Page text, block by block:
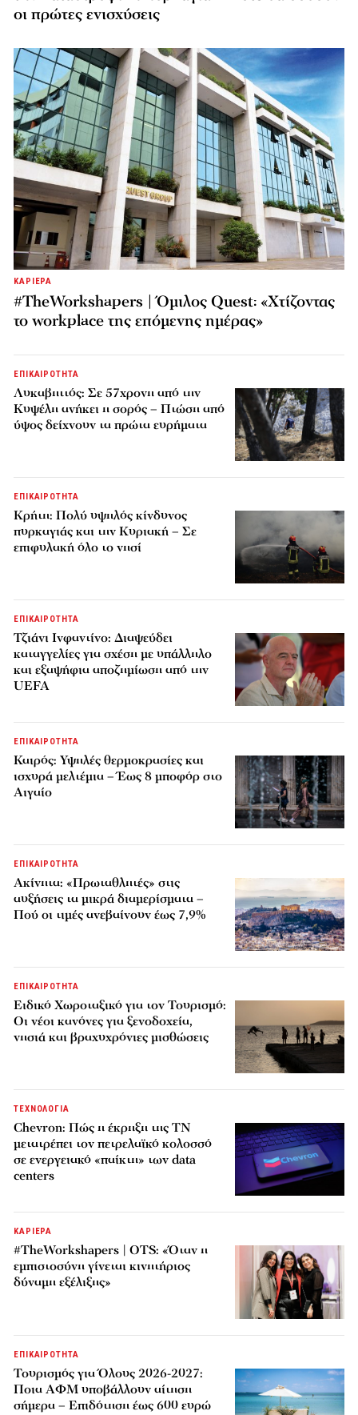
οι πρώτες ενισχύσεις
ΚΑΡΙΕΡΑ
#TheWorkshapers | Όμιλος Quest: «Χτίζοντας
το workplace της επόμενης ημέρας»
ΕΠΙΚΑΙΡΟΤΗΤΑ
Λυκαβηττός: Σε 57χρονη από την
Κυψέλη ανήκει η σορός – Πτώση από
ύψος δείχνουν τα πρώτα ευρήματα
ΕΠΙΚΑΙΡΟΤΗΤΑ
Κρήτη: Πολύ υψηλός κίνδυνος
πυρκαγιάς και την Κυριακή – Σε
επιφυλακή όλο το νησί
ΕΠΙΚΑΙΡΟΤΗΤΑ
Τζιάνι Ινφαντίνο: Διαψεύδει
καταγγελίες για σχέση με υπάλληλο
και εξαψήφια αποζημίωση από την
UEFA
ΕΠΙΚΑΙΡΟΤΗΤΑ
Καιρός: Υψηλές θερμοκρασίες και
ισχυρά μελτέμια – Έως 8 μποφόρ στο
Αιγαίο
ΕΠΙΚΑΙΡΟΤΗΤΑ
Ακίνητα: «Πρωταθλητές» στις
αυξήσεις τα μικρά διαμερίσματα –
Πού οι τιμές ανεβαίνουν έως 7,9%
ΕΠΙΚΑΙΡΟΤΗΤΑ
Ειδικό Χωροταξικό για τον Τουρισμό:
Οι νέοι κανόνες για ξενοδοχεία,
νησιά και βραχυχρόνιες μισθώσεις
ΤΕΧΝΟΛΟΓΙΑ
Chevron: Πώς η έκρηξη της ΤΝ
μετατρέπει τον πετρελαϊκό κολοσσό
σε ενεργειακό «παίκτη» των data
centers
ΚΑΡΙΕΡΑ
#TheWorkshapers | OTS: «Όταν η
εμπιστοσύνη γίνεται κινητήριος
δύναμη εξέλιξης»
ΕΠΙΚΑΙΡΟΤΗΤΑ
Τουρισμός για Όλους 2026-2027:
Ποια ΑΦΜ υποβάλλουν αίτηση
σήμερα – Επιδότηση έως 600 ευρώ